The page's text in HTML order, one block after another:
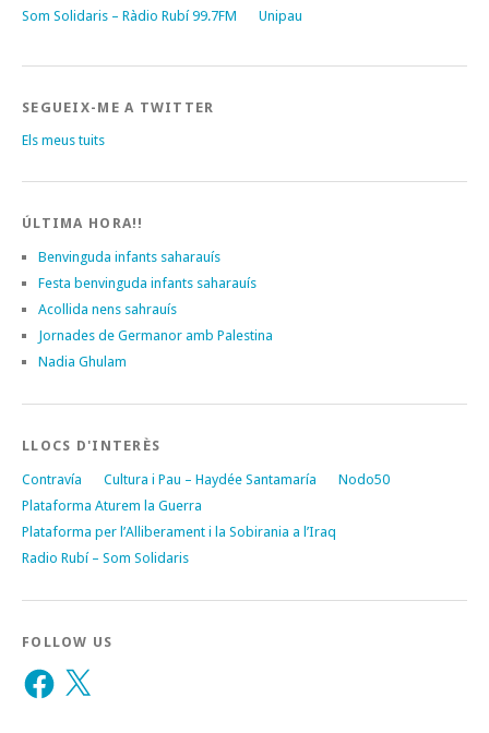
Som Solidaris – Ràdio Rubí 99.7FM
Unipau
SEGUEIX-ME A TWITTER
Els meus tuits
ÚLTIMA HORA!!
Benvinguda infants saharauís
Festa benvinguda infants saharauís
Acollida nens sahrauís
Jornades de Germanor amb Palestina
Nadia Ghulam
LLOCS D'INTERÈS
Contravía Cultura i Pau – Haydée Santamaría
Nodo50
Plataforma Aturem la Guerra
Plataforma per l’Alliberament i la Sobirania a l’Iraq
Radio Rubí – Som Solidaris
FOLLOW US
Facebook
X